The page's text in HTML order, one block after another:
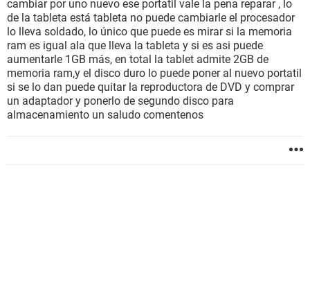
cambiar por uno nuevo ese portatil vale la pena reparar , lo
de la tableta está tableta no puede cambiarle el procesador
lo lleva soldado, lo único que puede es mirar si la memoria
ram es igual ala que lleva la tableta y si es asi puede
aumentarle 1GB más, en total la tablet admite 2GB de
memoria ram,y el disco duro lo puede poner al nuevo portatil
si se lo dan puede quitar la reproductora de DVD y comprar
un adaptador y ponerlo de segundo disco para
almacenamiento un saludo comentenos